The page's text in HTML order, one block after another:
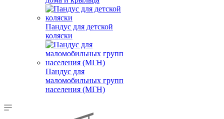
Пандус для детской
коляски
Пандус для
маломобильных групп
населения (МГН)